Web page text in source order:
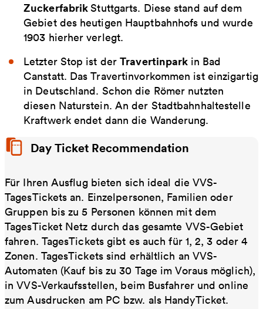
ZuckerfabrikStuttgarts. Diese stand auf dem
Gebiet des heutigen Hauptbahnhofs und wurde
1903 hierher verlegt.
Letzter Stop ist derTravertinpark in Bad
Canstatt. Das Travertinvorkommen ist einzigartig
in Deutschland. Schon die Römer nutzten
diesen Naturstein. An der Stadtbahnhaltestelle
Kraftwerk endet dann die Wanderung.
Day Ticket Recommendation
Für Ihren Ausflug bieten sich ideal die VVS-
TagesTickets an. Einzelpersonen, Familien oder
Gruppen bis zu 5 Personen können mit dem
TagesTicket Netz durch das gesamte VVS-Gebiet
fahren. TagesTickets gibt es auch für 1, 2, 3 oder 4
Zonen. TagesTickets sind erhältlich an VVS-
Automaten (Kauf bis zu 30 Tage im Voraus möglich),
in VVS-Verkaufsstellen, beim Busfahrer und online
zum Ausdrucken am PC bzw. als HandyTicket.